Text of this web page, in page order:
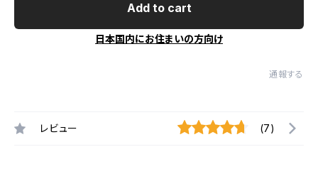
Add to cart
日本国内にお住まいの方向け
通報する
レビュー (7)